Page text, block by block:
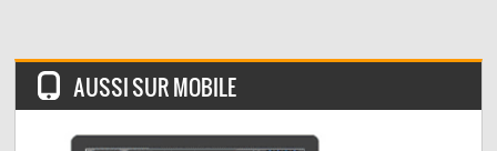
AUSSI SUR MOBILE